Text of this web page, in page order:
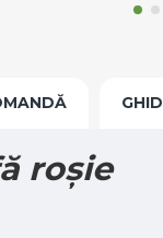
GHID
roșie